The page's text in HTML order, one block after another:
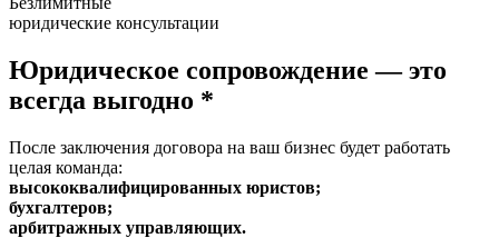
юридические консультации
Юридическое сопровождение — это
всегда выгодно *
После заключения договора на ваш бизнес будет работать
целая команда:
высококвалифицированных юристов;
бухгалтеров;
арбитражных управляющих.